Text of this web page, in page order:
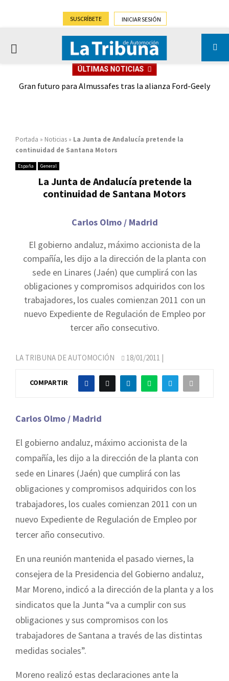
SUSCRÍBETE INICIAR SESIÓN
PRIMARY
ÚLTIMAS NOTICIAS
Gran futuro para Almussafes tras la alianza Ford-Geely
Portada » Noticias » La Junta de Andalucía pretende la
continuidad de Santana Motors
España General
La Junta de Andalucía pretende la
continuidad de Santana Motors
Carlos Olmo / Madrid
El gobierno andaluz, máximo accionista de la
compañía, les dijo a la dirección de la planta con
sede en Linares (Jaén) que cumplirá con las
obligaciones y compromisos adquiridos con los
trabajadores, los cuales comienzan 2011 con un
nuevo Expediente de Regulación de Empleo por
tercer año consecutivo.
LA TRIBUNA DE AUTOMOCIÓN 18/01/2011 |
COMPARTIR
Carlos Olmo / Madrid
El gobierno andaluz, máximo accionista de la
compañía, les dijo a la dirección de la planta con
sede en Linares (Jaén) que cumplirá con las
obligaciones y compromisos adquiridos con los
trabajadores, los cuales comienzan 2011 con un
nuevo Expediente de Regulación de Empleo por
tercer año consecutivo.
En una reunión mantenida el pasado viernes, la
consejera de la Presidencia del Gobierno andaluz,
Mar Moreno, indicó a la dirección de la planta y a los
sindicatos que la Junta “va a cumplir con sus
obligaciones y sus compromisos con los
trabajadores de Santana a través de las distintas
medidas sociales”.
Moreno realizó estas declaraciones ante la